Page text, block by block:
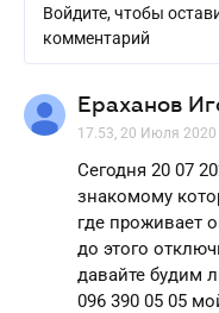
Войдите, чтобы
комментарий
Ераханов
17.53, 20 Июля 2020
Сегодня 20 07
знакомому
где проживает
до этого
давайте будим
096 390 05 05